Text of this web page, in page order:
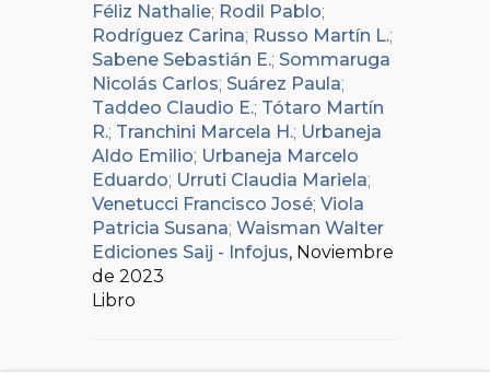
Féliz Nathalie; Rodil Pablo;
Rodríguez Carina; Russo Martín L.;
Sabene Sebastián E.; Sommaruga
Nicolás Carlos; Suárez Paula;
Taddeo Claudio E.; Tótaro Martín
R.; Tranchini Marcela H.; Urbaneja
Aldo Emilio; Urbaneja Marcelo
Eduardo; Urruti Claudia Mariela;
Venetucci Francisco José; Viola
Patricia Susana; Waisman Walter
Ediciones Saij - Infojus, Noviembre
de 2023
Libro